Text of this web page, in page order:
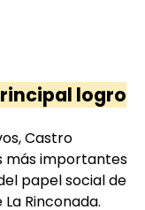
logro
Castro
más importantes
papel social de
Rinconada.